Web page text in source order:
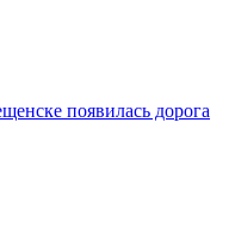
появилась дорога